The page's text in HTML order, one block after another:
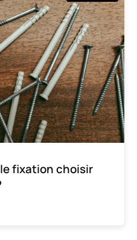
fixation choisir